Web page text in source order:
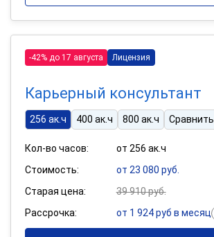
-42% до 17 августа Лицензия
Карьерный консультант
256 ак.ч 400 ак.ч 800 ак.ч Сравнить
Кол-во часов:
от 256 ак.ч
Стоимость:
от 23 080 руб.
Старая цена:
39 910 руб.
Рассрочка:
от 1 924 руб в месяц